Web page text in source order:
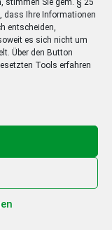
dass Ihre Informationen
entscheiden,
es sich nicht um
Über den Button
Tools erfahren
–
3-tägige